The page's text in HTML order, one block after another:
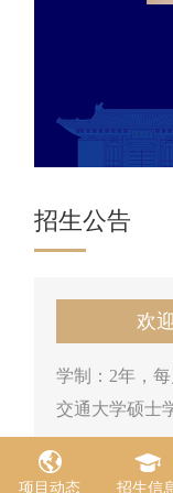
招生公告
欢
学制：2年，
交通大学硕士
项目动态 招生信